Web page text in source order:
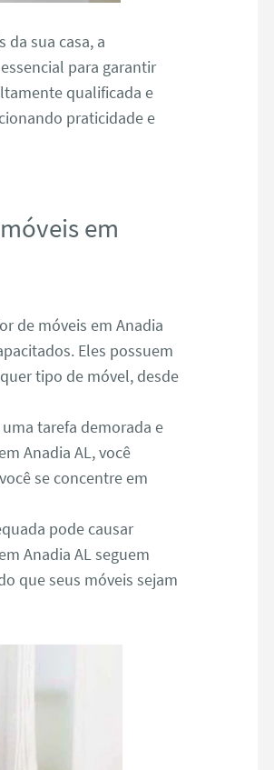
da sua casa, a
para garantir
qualificada e
praticidade e
em
de móveis em Anadia
Eles possuem
tipo de móvel, desde
tarefa demorada e
Anadia AL, você
se concentre em
pode causar
Anadia AL seguem
que seus móveis sejam